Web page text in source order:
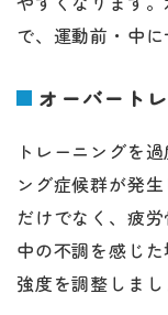
で、運動前・中
オーバート
トレーニングを
ング症候群が発
だけでなく、疲
中の不調を感じ
強度を調整しまし